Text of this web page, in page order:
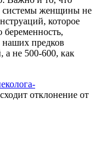
системы женщины не
которое
наших предков
не 500-600, как
отклонение от